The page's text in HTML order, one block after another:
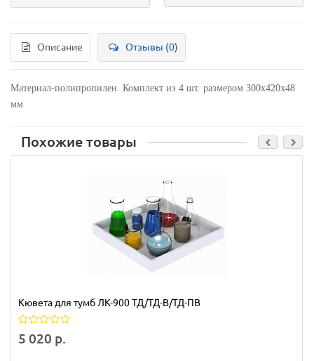
Описание Отзывы (0)
Материал-полипропилен. Комплект из 4 шт. размером 300х420х48
мм
Похожие товары
Кювета для тумб ЛК-900 ТД/ТД-В/ТД-ПВ
5 020 р.